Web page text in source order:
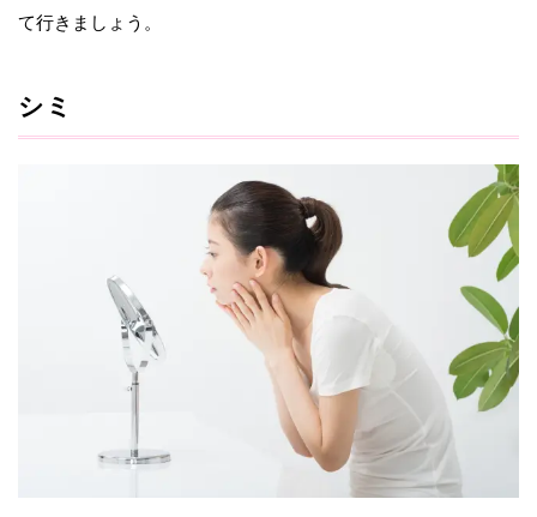
て行きましょう。
シミ